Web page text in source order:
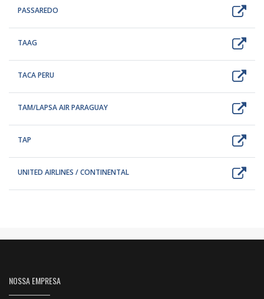
PASSAREDO
TAAG
TACA PERU
TAM/LAPSA AIR PARAGUAY
TAP
UNITED AIRLINES / CONTINENTAL
NOSSA EMPRESA